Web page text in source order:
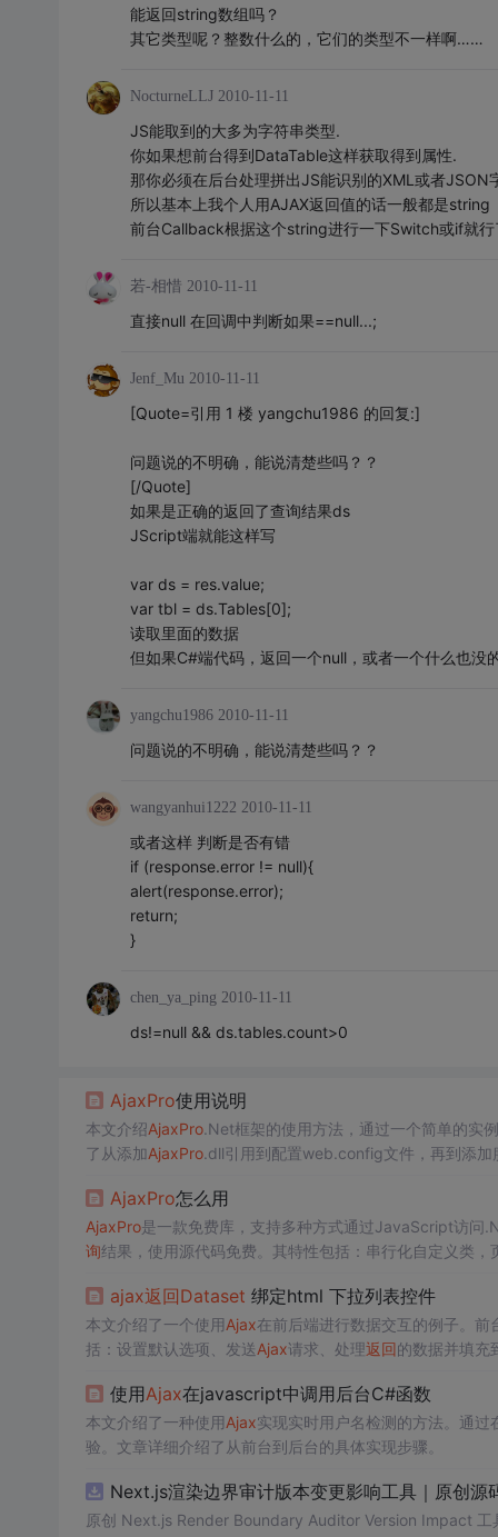
能返回string数组吗？
其它类型呢？整数什么的，它们的类型不一样啊……
NocturneLLJ 2010-11-11
JS能取到的大多为字符串类型.
你如果想前台得到DataTable这样获取得到属性.
那你必须在后台处理拼出JS能识别的XML或者JSON
所以基本上我个人用AJAX返回值的话一般都是string
前台Callback根据这个string进行一下Switch或if就行
若-相惜 2010-11-11
直接null 在回调中判断如果==null...;
Jenf_Mu 2010-11-11
[Quote=引用 1 楼 yangchu1986 的回复:]
问题说的不明确，能说清楚些吗？？
[/Quote]
如果是正确的返回了查询结果ds
JScript端就能这样写
var ds = res.value;
var tbl = ds.Tables[0];
读取里面的数据
但如果C#端代码，返回一个null，或者一个什么也没
yangchu1986 2010-11-11
问题说的不明确，能说清楚些吗？？
wangyanhui1222 2010-11-11
或者这样 判断是否有错
if (response.error != null){
alert(response.error);
return;
}
chen_ya_ping 2010-11-11
ds!=null && ds.tables.count>0
AjaxPro使用说明
本文介绍AjaxPro.Net框架的使用方法，通过一个简单的实
了从添加AjaxPro.dll引用到配置web.config文件，再到添加
AjaxPro怎么用
AjaxPro是一款免费库，支持多种方式通过JavaScript访问
询结果，使用源代码免费。其特性包括：串行化自定义类，
ajax返回Dataset 绑定html 下拉列表控件
本文介绍了一个使用Ajax在前后端进行数据交互的例子。
括：设置默认选项、发送Ajax请求、处理返回的数据并填充
使用Ajax在javascript中调用后台C#函数
本文介绍了一种使用Ajax实现实时用户名检测的方法。通
验。文章详细介绍了从前台到后台的具体实现步骤。
Next.js渲染边界审计版本变更影响工具｜原创源
原创 Next.js Render Boundary Auditor Version Impact 工